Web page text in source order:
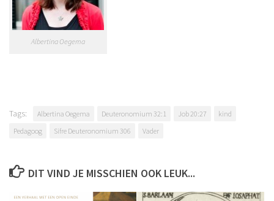
Albertina Oegema
Tags: Albertina Oegema Deuteronomium 32:1 Job 20:27
kind
Pedagoog
Sifre Deuteronomium 306 Vader
DIT VIND JE MISSCHIEN OOK LEUK...